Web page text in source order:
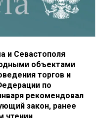
и Севастополя
объектами
торгов и
по
рекомендовал
закон, ранее
чтении.